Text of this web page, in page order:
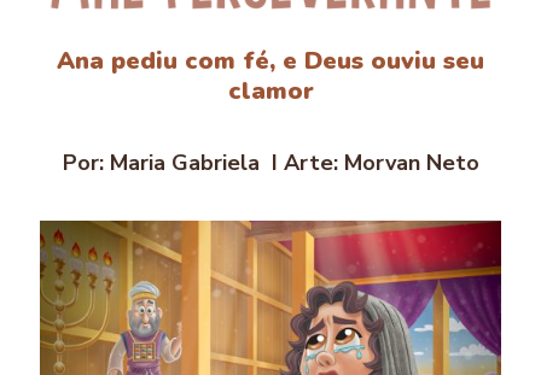
Ana pediu com fé, e Deus ouviu seu
clamor
Por: Maria Gabriela I Arte: Morvan Neto